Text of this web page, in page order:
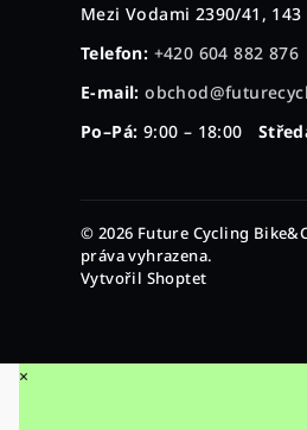
Mezi Vodami 2390/41, 143
Telefon: +420 604 882 876
E-mail:
Po–Pá: 9:00 – 18:00
© 2026 Future Cycling
práva vyhrazena.
Vytvořil Shoptet
×